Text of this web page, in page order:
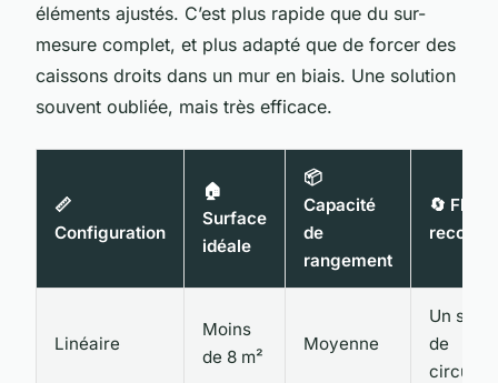
éléments ajustés. C’est plus rapide que du sur-
mesure complet, et plus adapté que de forcer des
caissons droits dans un mur en biais. Une solution
souvent oubliée, mais très efficace.
📏
Configuration
🏠
Surface
idéale
📦
Capacité
de
rangement
🔄 Flux
Linéaire
Moins
de 8 m²
Moyenne
Un seul
de